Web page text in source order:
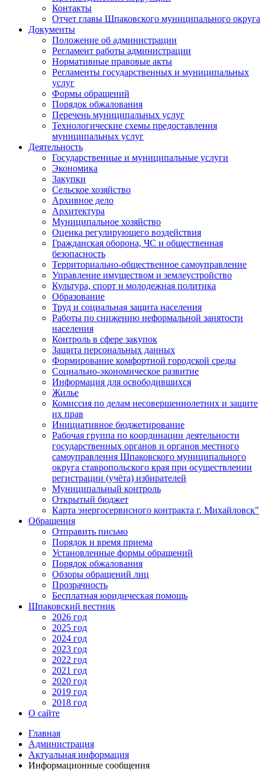
Контакты
Отчет главы Шпаковского муниципального округа
Документы
Положение об администрации
Регламент работы администрации
Нормативные правовые акты
Регламенты государственных и муниципальных
услуг
Формы обращений
Порядок обжалования
Перечень муниципальных услуг
Технологические схемы предоставления
муниципальных услуг
Деятельность
Государственные и муниципальные услуги
Экономика
Закупки
Сельское хозяйство
Архивное дело
Архитектура
Муниципальное хозяйство
Оценка регулирующего воздействия
Гражданская оборона, ЧС и общественная
безопасность
Территориально-общественное самоуправление
Управление имуществом и землеустройство
Культура, спорт и молодежная политика
Образование
Труд и социальная защита населения
Работы по снижению неформальной занятости
населения
Контроль в сфере закупок
Защита персональных данных
Формирование комфортной городской среды
Социально-экономическое развитие
Информация для освободившихся
Жилье
Комиссия по делам несовершеннолетних и защите
их прав
Инициативное бюджетирование
Рабочая группа по координации деятельности
государственных органов и органов местного
самоуправления Шпаковского муниципального
округа ставропольского края при осуществлении
регистрации (учёта) избирателей
Муниципальный контроль
Открытый бюджет
Карта энергосервисного контракта г. Михайловск"
Обращения
Отправить письмо
Порядок и время приема
Установленные формы обращений
Порядок обжалования
Обзоры обращений лиц
Прозрачность
Бесплатная юридическая помощь
Шпаковский вестник
2026 год
2025 год
2024 год
2023 год
2022 год
2021 год
2020 год
2019 год
2018 год
О сайте
Главная
Администрация
Актуальная информация
Информационные сообщения